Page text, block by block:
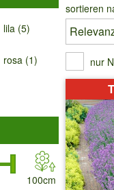
sortieren
nur
lila (5)
rosa (1)
100cm